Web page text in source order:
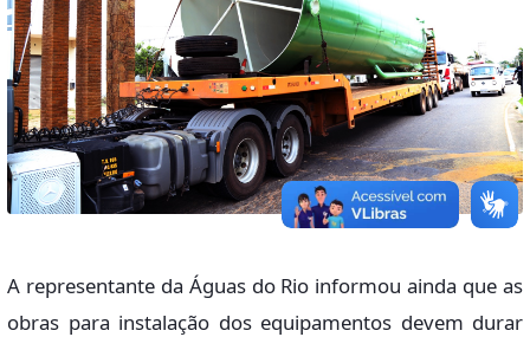
A representante da Águas do Rio informou ainda que as
obras para instalação dos equipamentos devem durar